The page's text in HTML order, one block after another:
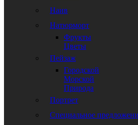
Наив
Натюрморт
Фрукты
Цветы
Пейзаж
Городской
Морской
Природа
Портрет
Специальное